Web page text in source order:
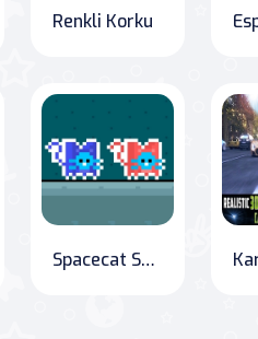
Renkli Korku
Spacecat Survival: Red vs. Blue